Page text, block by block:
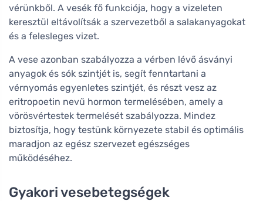
vérünkből. A vesék fő funkciója, hogy a vizeleten
keresztül eltávolítsák a szervezetből a salakanyagokat
és a felesleges vizet.
A vese azonban szabályozza a vérben lévő ásványi
anyagok és sók szintjét is, segít fenntartani a
vérnyomás egyenletes szintjét, és részt vesz az
eritropoetin nevű hormon termelésében, amely a
vörösvértestek termelését szabályozza. Mindez
biztosítja, hogy testünk környezete stabil és optimális
maradjon az egész szervezet egészséges
működéséhez.
Gyakori vesebetegségek